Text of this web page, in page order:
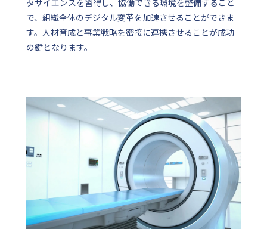
タサイエンスを習得し、協働できる環境を整備すること
で、組織全体のデジタル変革を加速させることができま
す。人材育成と事業戦略を密接に連携させることが成功
の鍵となります。